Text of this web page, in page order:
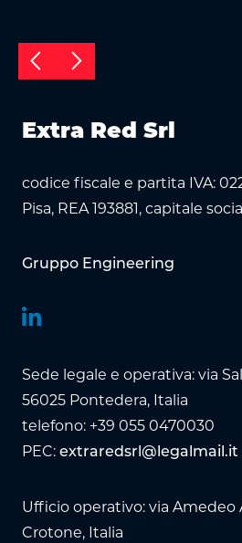
arrow_back_ios arrow_forward_ios
Extra Red Srl
codice fiscale e partita IVA:
Pisa, REA 193881, capitale
Gruppo Engineering
Sede legale e operativa: via
56025 Pontedera, Italia
telefono: +39 055 0470030
PEC: extraredsrl@legalmail.it
Ufficio operativo: via Amedeo
Crotone, Italia